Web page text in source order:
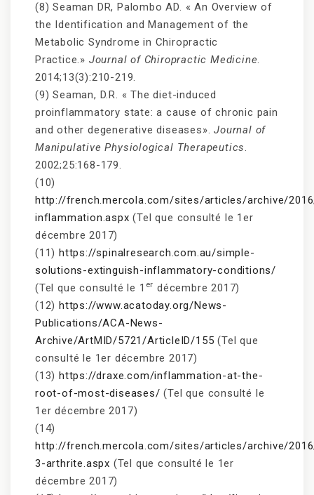
(8) Seaman DR, Palombo AD. « An Overview of
the Identification and Management of the
Metabolic Syndrome in Chiropractic
Practice.» Journal of Chiropractic Medicine.
2014;13(3):210-219.
(9) Seaman, D.R. « The diet-induced
proinflammatory state: a cause of chronic pain
and other degenerative diseases».Journal of
Manipulative Physiological Therapeutics.
2002;25:168-179.
(10)
http://french.mercola.com/sites/articles/archive/
inflammation.aspx (Tel que consulté le 1er
décembre 2017)
(11) https://spinalresearch.com.au/simple-
solutions-extinguish-inflammatory-conditions/
(Tel que consulté le 1 er décembre 2017)
(12) https://www.acatoday.org/News-
Publications/ACA-News-
Archive/ArtMID/5721/ArticleID/155 (Tel que
consulté le 1er décembre 2017)
(13) https://draxe.com/inflammation-at-the-
root-of-most-diseases/ (Tel que consulté le
1er décembre 2017)
(14)
http://french.mercola.com/sites/articles/archive/
3-arthrite.aspx (Tel que consulté le 1er
décembre 2017)